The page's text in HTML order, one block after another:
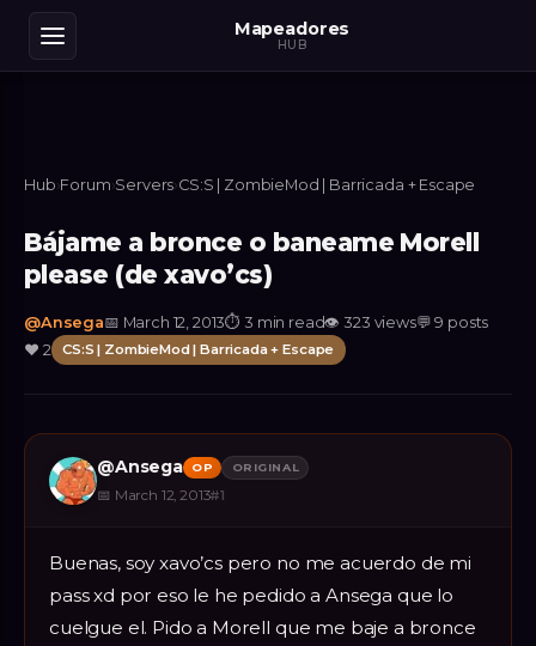
Mapeadores
HUB
Hub›Forum›Servers›CS:S | ZombieMod | Barricada + Escape
Bájame a bronce o baneame Morell
please (de xavo’cs)
@Ansega📅 March 12, 2013⏱3 min read👁323 views💬9 posts
❤️ 2 CS:S | ZombieMod | Barricada + Escape
@Ansega OP ORIGINAL
📅 March 12, 2013#1
Buenas, soy xavo’cs pero no me acuerdo de mi
pass xd por eso le he pedido a Ansega que lo
cuelgue el. Pido a Morell que me baje a bronce